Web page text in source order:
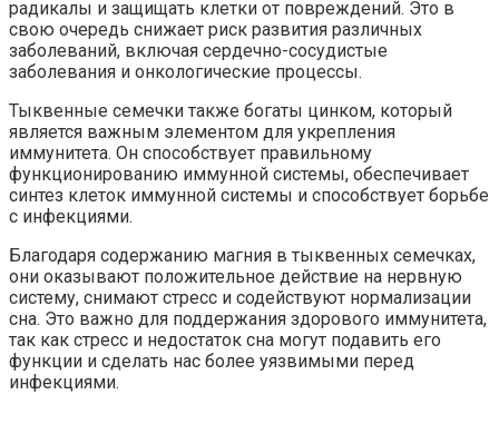
радикалы и защищать клетки от повреждений. Это в
свою очередь снижает риск развития различных
заболеваний, включая сердечно-сосудистые
заболевания и онкологические процессы.
Тыквенные семечки также богаты цинком, который
является важным элементом для укрепления
иммунитета. Он способствует правильному
функционированию иммунной системы, обеспечивает
синтез клеток иммунной системы и способствует борьбе
с инфекциями.
Благодаря содержанию магния в тыквенных семечках,
они оказывают положительное действие на нервную
систему, снимают стресс и содействуют нормализации
сна. Это важно для поддержания здорового иммунитета,
так как стресс и недостаток сна могут подавить его
функции и сделать нас более уязвимыми перед
инфекциями.